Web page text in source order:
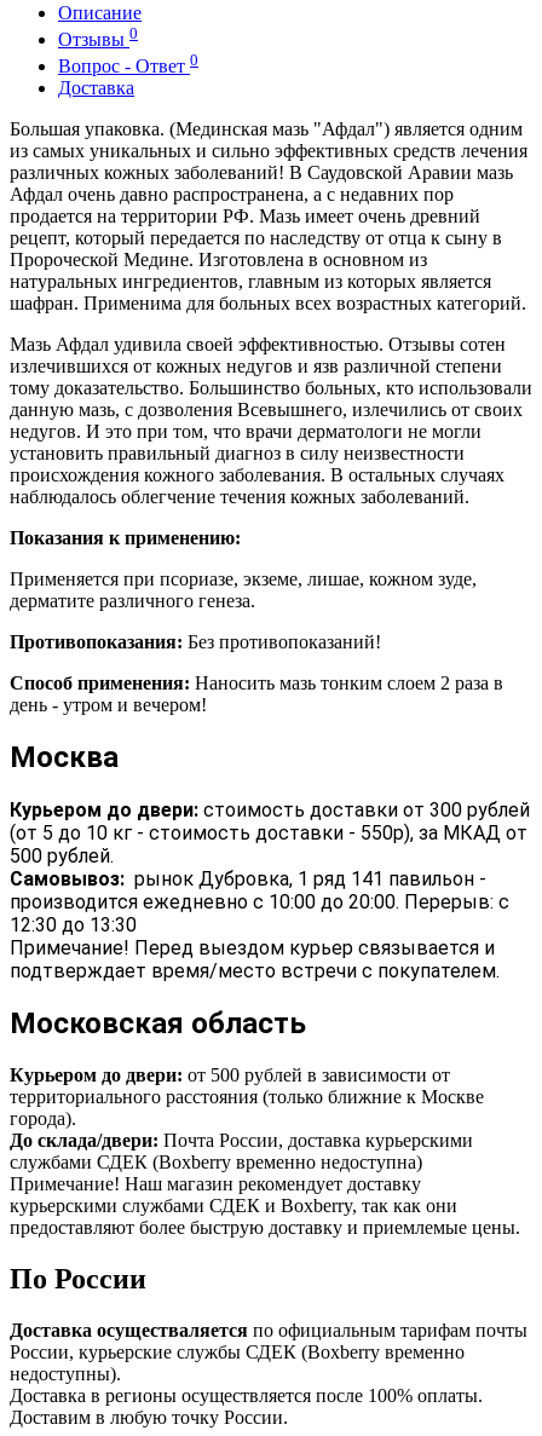
Описание
Отзывы 0
Вопрос - Ответ 0
Доставка
Большая упаковка. (Мединская мазь "Афдал") является одним
из самых уникальных и сильно эффективных средств лечения
различных кожных заболеваний! В Саудовской Аравии мазь
Афдал очень давно распространена, а с недавних пор
продается на территории РФ. Мазь имеет очень древний
рецепт, который передается по наследству от отца к сыну в
Пророческой Медине. Изготовлена в основном из
натуральных ингредиентов, главным из которых является
шафран. Применима для больных всех возрастных категорий.
Мазь Афдал удивила своей эффективностью. Отзывы сотен
излечившихся от кожных недугов и язв различной степени
тому доказательство. Большинство больных, кто использовали
данную мазь, с дозволения Всевышнего, излечились от своих
недугов. И это при том, что врачи дерматологи не могли
установить правильный диагноз в силу неизвестности
происхождения кожного заболевания. В остальных случаях
наблюдалось облегчение течения кожных заболеваний.
Показания к применению:
Применяется при псориазе, экземе, лишае, кожном зуде,
дерматите различного генеза.
Противопоказания: Без противопоказаний!
Способ применения: Наносить мазь тонким слоем 2 раза в
день - утром и вечером!
Москва
Курьером до двери: стоимость доставки от 300 рублей
(от 5 до 10 кг - стоимость доставки - 550р), за МКАД от
500 рублей.
Самовывоз: рынок Дубровка, 1 ряд 141 павильон -
производится ежедневно с 10:00 до 20:00. Перерыв: с
12:30 до 13:30
Примечание! Перед выездом курьер связывается и
подтверждает время/место встречи с покупателем.
Московская область
Курьером до двери: от 500 рублей в зависимости от
территориального расстояния (только ближние к Москве
города).
До склада/двери: Почта России, доставка курьерскими
службами СДЕК (Boxberry временно недоступна)
Примечание! Наш магазин рекомендует доставку
курьерскими службами СДЕК и Boxberry, так как они
предоставляют более быструю доставку и приемлемые цены.
По России
Доставка осуществаляется по официальным тарифам почты
России, курьерские службы СДЕК (Boxberry временно
недоступны).
Доставка в регионы осуществляется после 100% оплаты.
Доставим в любую точку России.